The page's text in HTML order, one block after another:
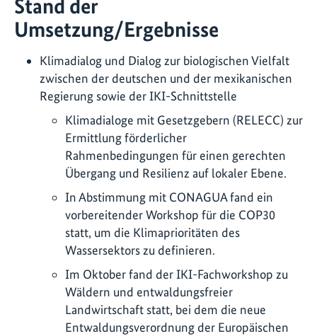
Stand der
Umsetzung/Ergebnisse
Klimadialog und Dialog zur biologischen Vielfalt
zwischen der deutschen und der mexikanischen
Regierung sowie der IKI-Schnittstelle
Klimadialoge mit Gesetzgebern (RELECC) zur
Ermittlung förderlicher
Rahmenbedingungen für einen gerechten
Übergang und Resilienz auf lokaler Ebene.
In Abstimmung mit CONAGUA fand ein
vorbereitender Workshop für die COP30
statt, um die Klimaprioritäten des
Wassersektors zu definieren.
Im Oktober fand der IKI-Fachworkshop zu
Wäldern und entwaldungsfreier
Landwirtschaft statt, bei dem die neue
Entwaldungsverordnung der Europäischen